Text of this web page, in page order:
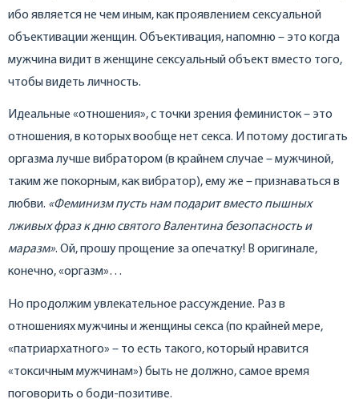
ибо является не чем иным, как проявлением сексуальной
объективации женщин. Объективация, напомню – это когда
мужчина видит в женщине сексуальный объект вместо того,
чтобы видеть личность.
Идеальные «отношения», с точки зрения феминисток – это
отношения, в которых вообще нет секса. И потому достигать
оргазма лучше вибратором (в крайнем случае – мужчиной,
таким же покорным, как вибратор), ему же – признаваться в
любви. «Феминизм пусть нам подарит вместо пышных
лживых фраз к дню святого Валентина безопасность и
маразм». Ой, прошу прощение за опечатку! В оригинале,
конечно, «оргазм»…
Но продолжим увлекательное рассуждение. Раз в
отношениях мужчины и женщины секса (по крайней мере,
«патриархатного» – то есть такого, который нравится
«токсичным мужчинам») быть не должно, самое время
поговорить о боди-позитиве.